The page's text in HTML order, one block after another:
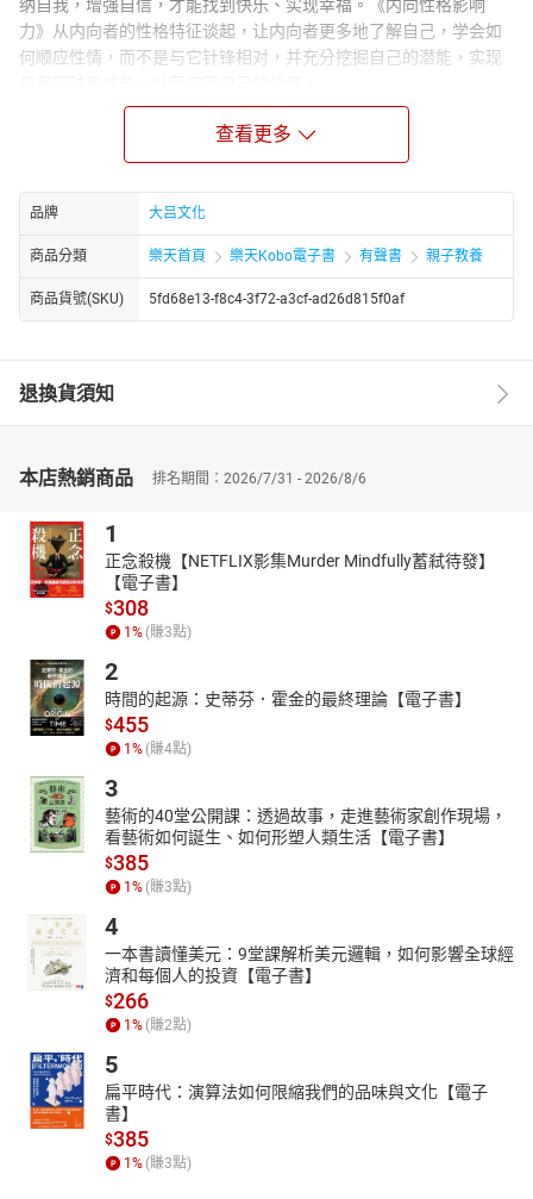
纳自我，增强自信，才能找到快乐、实现幸福。《内向性格影响
力》从内向者的性格特征谈起，让内向者更多地了解自己，学会如
何顺应性情，而不是与它针锋相对，并充分挖掘自己的潜能，实现
Author Biograph：
“推开心理咨询室的门”编写组是一个聚焦大众心理自助领域的编著团
心理调节与成长需求，且集中于 2024 年由中国纺织出版社有限公司
出版发行。该编写组的作品均避开了深奥的心理学理论堆砌，要么
通过案例拆解，要么以直白的策略讲解呈现内容。比如《谈判中的
心理学》用具体案例替代抽象理论，《心理博弈》直接聚焦可操作
的心理策略，让不同知识背景的读者都能轻松理解和运用。
查看更多
品牌 大吕文化
商品分類 樂天首頁 樂天Kobo電子書 有聲書 親子教養
商品貨號(SKU) 5fd68e13-f8c4-3f72-a3cf-ad26d815f0af
退換貨須知
本店熱銷商品 排名期間：2026/7/31 - 2026/8/6
1
正念殺機【NETFLIX影集Murder Mindfully蓄弒待發】
【電子書】
$308
1 % (賺3點)
2
時間的起源：史蒂芬．霍金的最終理論【電子書】
$455
1 % (賺4點)
3
藝術的40堂公開課：透過故事，走進藝術家創作現場，
看藝術如何誕生、如何形塑人類生活【電子書】
$385
1 % (賺3點)
4
一本書讀懂美元：9堂課解析美元邏輯，如何影響全球經
濟和每個人的投資【電子書】
$266
1 % (賺2點)
5
扁平時代：演算法如何限縮我們的品味與文化【電子
書】
$385
1 % (賺3點)